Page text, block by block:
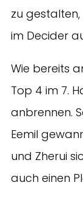
zu
im Decider
Wie bereits
Top 4 im 7.
anbrennen.
Eemil
und Zherui
auch einen